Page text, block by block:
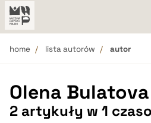
home lista autorów autor
Olena Bulatova
2 artykuły w 1